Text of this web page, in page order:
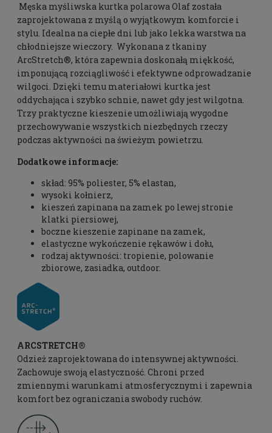
Męska myśliwska kurtka polarowa Olaf została
zaprojektowana z myślą o wyjątkowym komforcie i
stylu. Idealna na ciepłe dni lub jako lekka warstwa na
chłodniejsze wieczory. Wykonana z tkaniny
ArcStretch®, która zapewnia doskonałą miękkość,
imponującą rozciągliwość i efektywne odprowadzanie
wilgoci. Dzięki temu materiałowi kurtka jest
oddychająca i szybko schnie, nawet gdy jest wilgotna.
Trzy praktyczne kieszenie umożliwiają wygodne
przechowywanie wszystkich niezbędnych rzeczy
podczas aktywności na świeżym powietrzu.
Dodatkowe informacje:
skład: 95% poliester, 5% elastan,
wysoki kołnierz,
kieszeń zapinana na zamek po lewej stronie
klatki piersiowej,
boczne kieszenie zapinane na zamek,
elastyczne wykończenie rękawów i dołu,
rodzaj aktywności: tropienie, polowanie
zbiorowe, zasiadka, outdoor.
ARCSTRETCH®
Odzież zaprojektowana do intensywnej aktywności.
Zachowuje swoją elastyczność. Chroni przed
zmiennymi warunkami atmosferycznymi i zapewnia
komfort bez ograniczania swobody ruchów.